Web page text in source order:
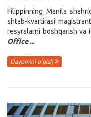
Filippinning Manila
shtab-kvartirasi
resyrslarni boshqarish va
Office ...
Davomini o'qish